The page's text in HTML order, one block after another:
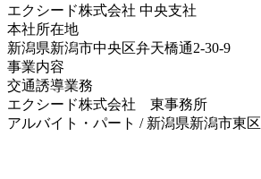
エクシード株式会社 中央支社
本社所在地
新潟県新潟市中央区弁天橋通2-30-9
事業内容
交通誘導業務
エクシード株式会社 東事務所
アルバイト・パート / 新潟県新潟市東区